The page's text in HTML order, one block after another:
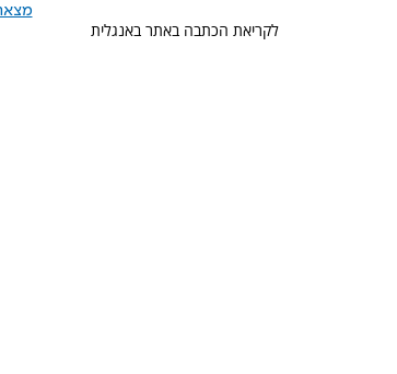
לקריאת הכתבה באתר באנגלית